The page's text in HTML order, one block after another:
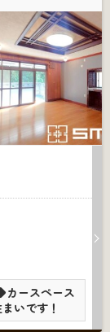
ースペース
いです！